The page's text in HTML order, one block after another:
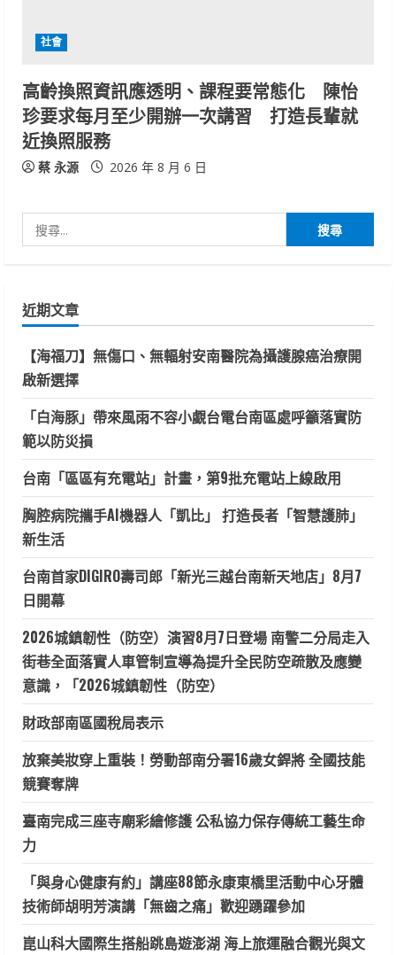
社會
高齡換照資訊應透明、課程要常態化 陳怡
珍要求每月至少開辦一次講習 打造長輩就
近換照服務
蔡 永源 2026 年 8 月 6 日
尋
字:
近期文章
【海福刀】無傷口、無輻射安南醫院為攝護腺癌治療開
啟新選擇
「白海豚」帶來風雨不容小覷台電台南區處呼籲落實防
範以防災損
台南「區區有充電站」計畫，第9批充電站上線啟用
胸腔病院攜手AI機器人「凱比」 打造長者「智慧護肺」
新生活
台南首家DIGIRO壽司郎「新光三越台南新天地店」8月7
日開幕
2026城鎮韌性（防空）演習8月7日登場 南警二分局走入
街巷全面落實人車管制宣導為提升全民防空疏散及應變
意識，「2026城鎮韌性（防空）
財政部南區國稅局表示
放棄美妝穿上重裝！勞動部南分署16歲女銲將 全國技能
競賽奪牌
臺南完成三座寺廟彩繪修護 公私協力保存傳統工藝生命
力
「與身心健康有約」講座88節永康東橋里活動中心牙體
技術師胡明芳演講「無齒之痛」歡迎踴躍參加
崑山科大國際生搭船跳島遊澎湖 海上旅運融合觀光與文